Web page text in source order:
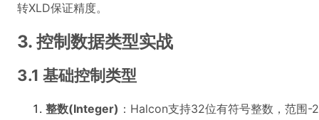
转XLD保证精度。
3. 控制数据类型实战
3.1 基础控制类型
整数(Integer) ：Halcon支持32位有符号整数，范围